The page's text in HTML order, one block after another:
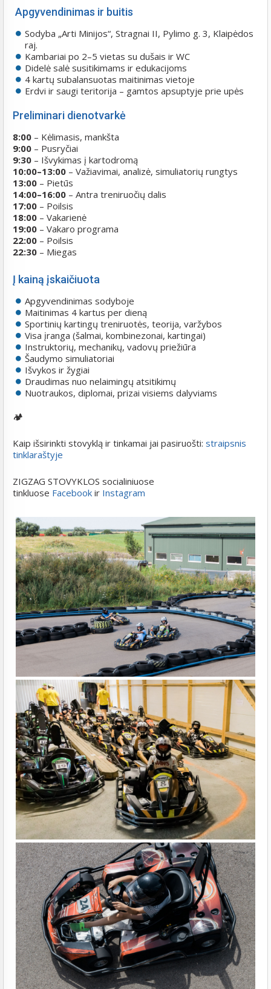
Apgyvendinimas ir buitis
Sodyba „Arti Minijos“, Stragnai II, Pylimo g. 3, Klaipėdos
raj.
Kambariai po 2–5 vietas su dušais ir WC
Didelė salė susitikimams ir edukacijoms
4 kartų subalansuotas maitinimas vietoje
Erdvi ir saugi teritorija – gamtos apsuptyje prie upės
Preliminari dienotvarkė
8:00 – Kėlimasis, mankšta
9:00 – Pusryčiai
9:30 – Išvykimas į kartodromą
10:00–13:00 – Važiavimai, analizė, simuliatorių rungtys
13:00 – Pietūs
14:00–16:00 – Antra treniruočių dalis
17:00 – Poilsis
18:00 – Vakarienė
19:00 – Vakaro programa
22:00 – Poilsis
22:30 – Miegas
Į kainą įskaičiuota
Apgyvendinimas sodyboje
Maitinimas 4 kartus per dieną
Sportinių kartingų treniruotės, teorija, varžybos
Visa įranga (šalmai, kombinezonai, kartingai)
Instruktorių, mechanikų, vadovų priežiūra
Šaudymo simuliatoriai
Išvykos ir žygiai
Draudimas nuo nelaimingų atsitikimų
Nuotraukos, diplomai, prizai visiems dalyviams
🏕️
Kaip išsirinkti stovyklą ir tinkamai jai pasiruošti: straipsnis
tinklaraštyje
ZIGZAG STOVYKLOS socialiniuose
tinkluose Facebook ir Instagram